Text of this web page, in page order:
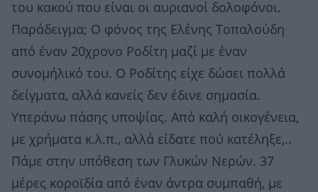
του κακού που είναι οι αυριανοί δολοφόνοι.
Παράδειγμα; Ο φόνος της Ελένης Τοπαλούδη
από έναν 20χρονο Ροδίτη μαζί με έναν
συνομήλικό του. Ο Ροδίτης είχε δώσει πολλά
δείγματα, αλλά κανείς δεν έδινε σημασία.
Υπεράνω πάσης υποψίας. Από καλή οικογένεια,
με χρήματα κ.λ.π., αλλά είδατε πού κατέληξε,..
Πάμε στην υπόθεση των Γλυκών Νερών. 37
μέρες κοροϊδία από έναν άντρα συμπαθή, με